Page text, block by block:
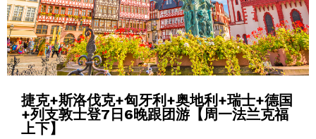
捷克+斯洛伐克+匈牙利+奥地利+瑞士+德国
+列支敦士登7日6晚跟团游【周一法兰克福
上下】